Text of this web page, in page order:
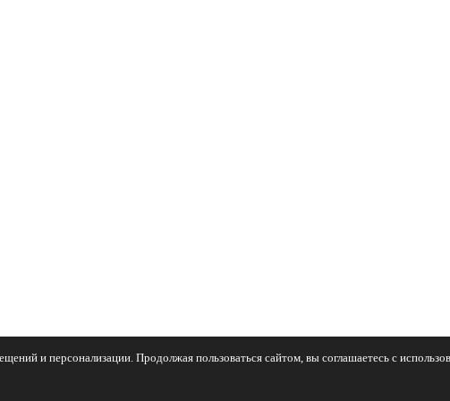
магазина «Снабженец» и автосервиса «Арсенал»!
д.52 (мкрн. Ширяйково) | © Все права защищены
и персонализации. Продолжая пользоваться сайтом, вы соглашаетесь с